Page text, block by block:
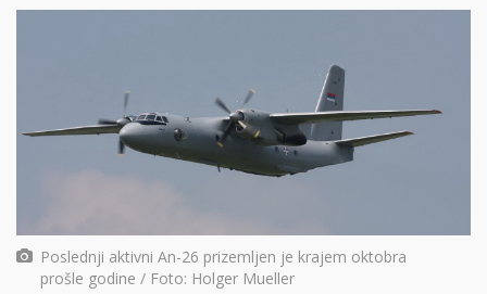
Poslednji aktivni An-26 prizemljen je krajem oktobra
prošle godine / Foto: Holger Mueller